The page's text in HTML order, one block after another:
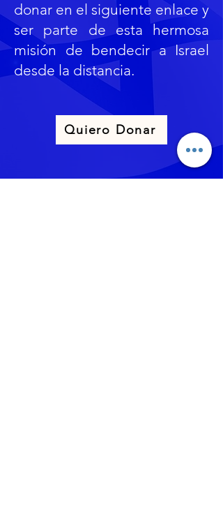
donar en el siguiente enlace y
ser parte de esta hermosa
misión de bendecir a Israel
desde la distancia.
Quiero Donar